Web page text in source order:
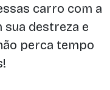
carro com a
sua destreza e
perca tempo